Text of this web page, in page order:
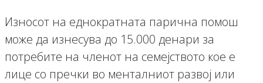
Износот на еднократната парична помош
може да изнесува до 15.000 денари за
потребите на членот на семејството кое е
лице со пречки во менталниот развој или